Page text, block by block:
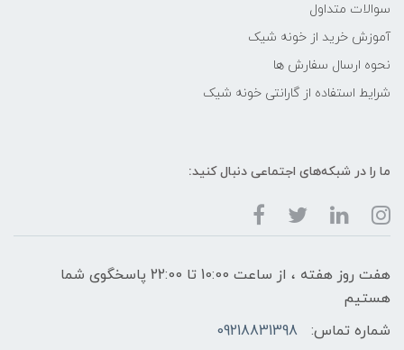
سوالات متداول
آموزش خرید از خونه شیک
نحوه ارسال سفارش ها
شرایط استفاده از گارانتی خونه شیک
ما را در شبکه‌های اجتماعی دنبال کنید:
هفت روز هفته ، از ساعت 10:00 تا 22:00 پاسخگوی شما
هستیم
شماره تماس:
09218831398